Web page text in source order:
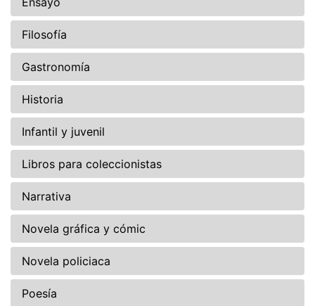
Filosofía
Gastronomía
Historia
Infantil y juvenil
Libros para coleccionistas
Narrativa
Novela gráfica y cómic
Novela policiaca
Poesía